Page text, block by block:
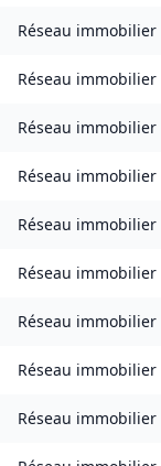
Réseau immobilier
Réseau immobilier
Réseau immobilier
Réseau immobilier
Réseau immobilier
Réseau immobilier
Réseau immobilier
Réseau immobilier
Réseau immobilier